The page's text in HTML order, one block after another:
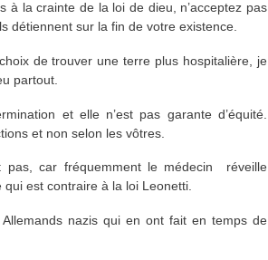
à la crainte de la loi de dieu, n’acceptez pas
détiennent sur la fin de votre existence.
de trouver une terre plus hospitalière, je
partout.
et elle n’est pas garante d’équité.
et non selon les vôtres.
pas, car fréquemment le médecin réveille
qui est contraire à la loi Leonetti.
nazis qui en ont fait en temps de